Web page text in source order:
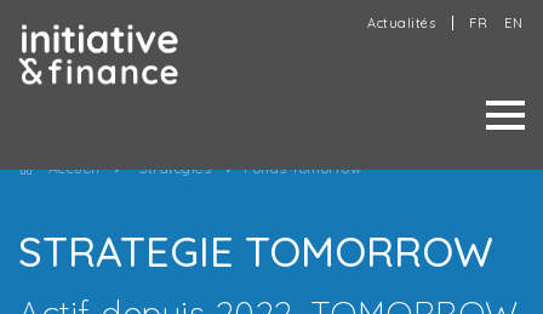
Actualités FR EN
Accueil Stratégies Fonds Tomorrow
STRATEGIE TOMORROW